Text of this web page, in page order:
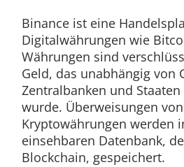
Binance ist eine
Digitalwährungen wie
Währungen sind
Geld, das unabhängig von
Zentralbanken und
wurde. Überweisungen von
Kryptowährungen werden
einsehbaren Datenbank,
Blockchain, gespeichert.